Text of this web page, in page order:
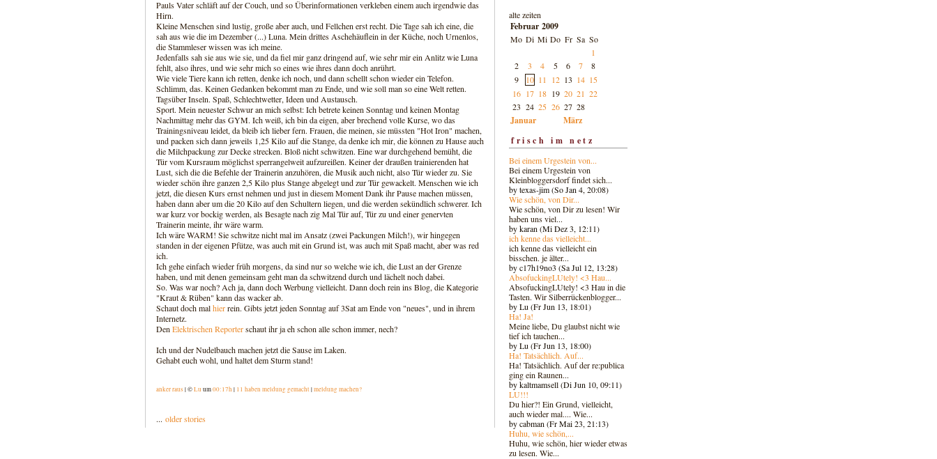
Pauls Vater schläft auf der Couch, und so Überinformationen verkleben einem auch irgendwie das
Hirn.
Kleine Menschen sind lustig, große aber auch, und Fellchen erst recht. Die Tage sah ich eine, die
sah aus wie die im Dezember (...) Luna. Mein drittes Aschehäuflein in der Küche, noch Urnenlos,
die Stammleser wissen was ich meine.
Jedenfalls sah sie aus wie sie, und da fiel mir ganz dringend auf, wie sehr mir ein Anlitz wie Luna
fehlt, also ihres, und wie sehr mich so eines wie ihres dann doch anrührt.
Wie viele Tiere kann ich retten, denke ich noch, und dann schellt schon wieder ein Telefon.
Schlimm, das. Keinen Gedanken bekommt man zu Ende, und wie soll man so eine Welt retten.
Tagsüber Inseln. Spaß, Schlechtwetter, Ideen und Austausch.
Sport. Mein neuester Schwur an mich selbst: Ich betrete keinen Sonntag und keinen Montag
Nachmittag mehr das GYM. Ich weiß, ich bin da eigen, aber brechend volle Kurse, wo das
Trainingsniveau leidet, da bleib ich lieber fern. Frauen, die meinen, sie müssten "Hot Iron" machen,
und packen sich dann jeweils 1,25 Kilo auf die Stange, da denke ich mir, die können zu Hause auch
die Milchpackung zur Decke strecken. Bloß nicht schwitzen. Eine war durchgehend bemüht, die
Tür vom Kursraum möglichst sperrangelweit aufzureißen. Keiner der draußen trainierenden hat
Lust, sich die die Befehle der Trainerin anzuhören, die Musik auch nicht, also Tür wieder zu. Sie
wieder schön ihre ganzen 2,5 Kilo plus Stange abgelegt und zur Tür gewackelt. Menschen wie ich
jetzt, die diesen Kurs ernst nehmen und just in diesem Moment Dank ihr Pause machen müssen,
haben dann aber um die 20 Kilo auf den Schultern liegen, und die werden sekündlich schwerer. Ich
war kurz vor bockig werden, als Besagte nach zig Mal Tür auf, Tür zu und einer genervten
Trainerin meinte, ihr wäre warm.
Ich wäre WARM! Sie schwitze nicht mal im Ansatz (zwei Packungen Milch!), wir hingegen
standen in der eigenen Pfütze, was auch mit ein Grund ist, was auch mit Spaß macht, aber was red
ich.
Ich gehe einfach wieder früh morgens, da sind nur so welche wie ich, die Lust an der Grenze
haben, und mit denen gemeinsam geht man da schwitzend durch und lächelt noch dabei.
So. Was war noch? Ach ja, dann doch Werbung vielleicht. Dann doch rein ins Blog, die Kategorie
"Kraut & Rüben" kann das wacker ab.
Schaut doch malhierrein. Gibts jetzt jeden Sonntag auf 3Sat am Ende von "neues", und in ihrem
Internetz.
Den Elektrischen Reporterschaut ihr ja eh schon alle schon immer, nech?
Ich und der Nudelbauch machen jetzt die Sause im Laken.
Gehabt euch wohl, und haltet dem Sturm stand!
anker raus | ©Lu um00:17h | 11 haben meldung gemacht|meldung machen?
... older stories
alte zeiten
Februar 2009
Mo Di Mi Do Fr Sa So
1
2
3 4 5 6 7
8
9
10 11 12 13 14 15
16 17 18 19 20 21 22
23 24 25 26 27 28
Januar
März
frisch im netz
Bei einem Urgestein von...
Bei einem Urgestein von
Kleinbloggersdorf findet sich...
by texas-jim (So Jan 4, 20:08)
Wie schön, von Dir...
Wie schön, von Dir zu lesen! Wir
haben uns viel...
by karan (Mi Dez 3, 12:11)
ich kenne das vielleicht...
ich kenne das vielleicht ein
bisschen. je älter...
by c17h19no3 (Sa Jul 12, 13:28)
AbsofuckingLUtely! <3 Hau...
AbsofuckingLUtely! <3 Hau in die
Tasten. Wir Silberrückenblogger...
by Lu (Fr Jun 13, 18:01)
Ha! Ja!
Meine liebe, Du glaubst nicht wie
tief ich tauchen...
by Lu (Fr Jun 13, 18:00)
Ha! Tatsächlich. Auf...
Ha! Tatsächlich. Auf der re:publica
ging ein Raunen...
by kaltmamsell (Di Jun 10, 09:11)
LU!!!
Du hier?! Ein Grund, vielleicht,
auch wieder mal.... Wie...
by cabman (Fr Mai 23, 21:13)
Huhu, wie schön,...
Huhu, wie schön, hier wieder etwas
zu lesen. Wie...